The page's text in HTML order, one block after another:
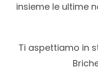
insieme le ultime
Ti aspettiamo in